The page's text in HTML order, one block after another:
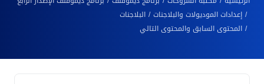
إعدادات الموديولات والبلاجنات البلاجنات
المحتوى السابق والمحتوى التالي